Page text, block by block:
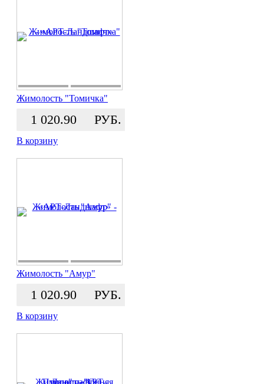
Жимолость "Томичка"
1 020.90 РУБ.
В корзину
Жимолость "Амур"
1 020.90 РУБ.
В корзину